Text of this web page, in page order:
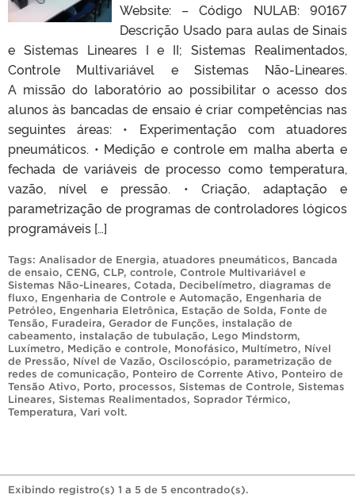
Website: – Código NULAB: 90167
Descrição Usado para aulas de Sinais
e Sistemas Lineares I e II; Sistemas Realimentados,
Controle Multivariável e Sistemas Não-Lineares.
A missão do laboratório ao possibilitar o acesso dos
alunos às bancadas de ensaio é criar competências nas
seguintes áreas: • Experimentação com atuadores
pneumáticos. • Medição e controle em malha aberta e
fechada de variáveis de processo como temperatura,
vazão, nível e pressão. • Criação, adaptação e
parametrização de programas de controladores lógicos
programáveis […]
Tags: Analisador de Energia, atuadores pneumáticos, Bancada
de ensaio, CENG, CLP, controle, Controle Multivariável e
Sistemas Não-Lineares, Cotada, Decibelímetro, diagramas de
fluxo, Engenharia de Controle e Automação, Engenharia de
Petróleo, Engenharia Eletrônica, Estação de Solda, Fonte de
Tensão, Furadeira, Gerador de Funções, instalação de
cabeamento, instalação de tubulação, Lego Mindstorm,
Luxímetro, Medição e controle, Monofásico, Multímetro, Nível
de Pressão, Nível de Vazão, Osciloscópio, parametrização de
redes de comunicação, Ponteiro de Corrente Ativo, Ponteiro de
Tensão Ativo, Porto, processos, Sistemas de Controle, Sistemas
Lineares, Sistemas Realimentados, Soprador Térmico,
Temperatura, Vari volt.
Exibindo registro(s) 1 a 5 de 5 encontrado(s).